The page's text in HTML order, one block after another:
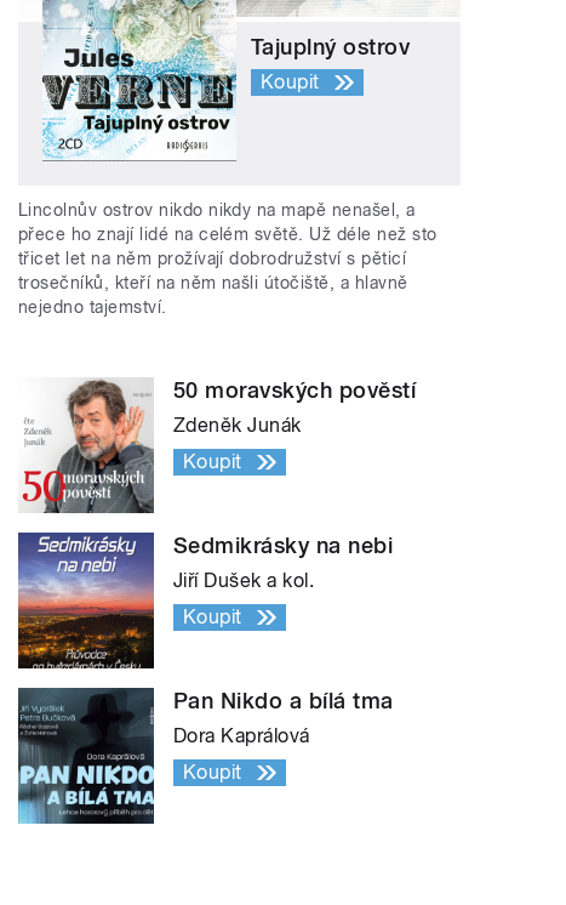
Tajuplný ostrov
Koupit
Lincolnův ostrov nikdo nikdy na mapě nenašel, a
přece ho znají lidé na celém světě. Už déle než sto
třicet let na něm prožívají dobrodružství s pěticí
trosečníků, kteří na něm našli útočiště, a hlavně
nejedno tajemství.
50 moravských pověstí
Zdeněk Junák
Koupit
Sedmikrásky na nebi
Jiří Dušek a kol.
Koupit
Pan Nikdo a bílá tma
Dora Kaprálová
Koupit